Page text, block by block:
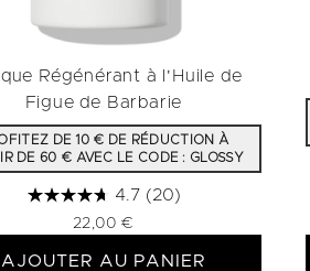
Régénérant à l'Huile de
Figue de Barbarie
DE 10 € DE RÉDUCTION À
DE 60 € AVEC LE CODE : GLOSSY
4.7 (20)
22,00 €
AJOUTER AU PANIER